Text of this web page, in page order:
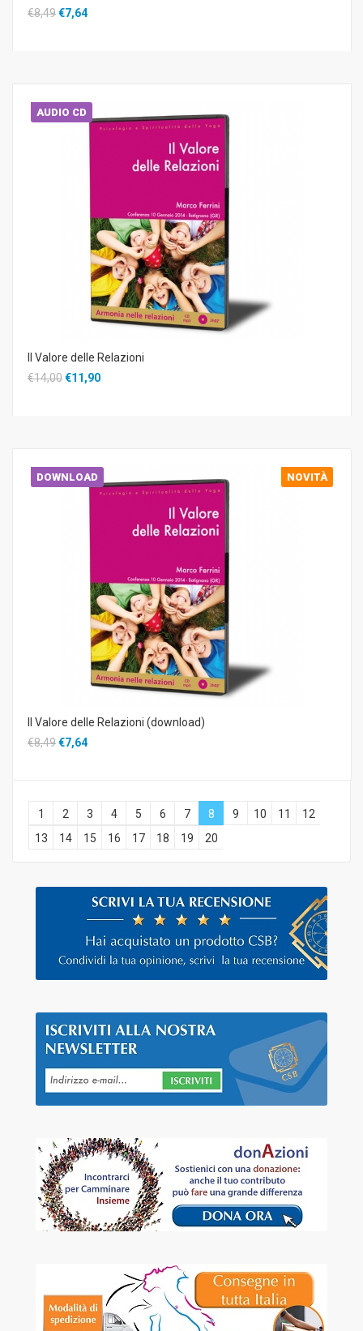
€8,49€7,64
AUDIO CD
Il Valore delle Relazioni
€14,00€11,90
DOWNLOAD NOVITÀ
Il Valore delle Relazioni (download)
€8,49€7,64
1 2 3 4 5 6 7 8 9 10 11
12
13
14 15 16 17 18 19 20